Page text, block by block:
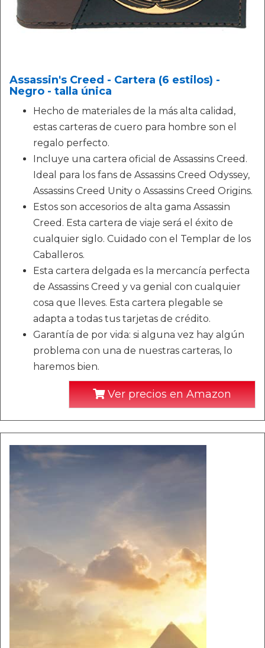
Assassin's Creed - Cartera (6 estilos) -
Negro - talla única
Hecho de materiales de la más alta calidad,
estas carteras de cuero para hombre son el
regalo perfecto.
Incluye una cartera oficial de Assassins Creed.
Ideal para los fans de Assassins Creed Odyssey,
Assassins Creed Unity o Assassins Creed Origins.
Estos son accesorios de alta gama Assassin
Creed. Esta cartera de viaje será el éxito de
cualquier siglo. Cuidado con el Templar de los
Caballeros.
Esta cartera delgada es la mercancía perfecta
de Assassins Creed y va genial con cualquier
cosa que lleves. Esta cartera plegable se
adapta a todas tus tarjetas de crédito.
Garantía de por vida: si alguna vez hay algún
problema con una de nuestras carteras, lo
haremos bien.
Ver precios en Amazon